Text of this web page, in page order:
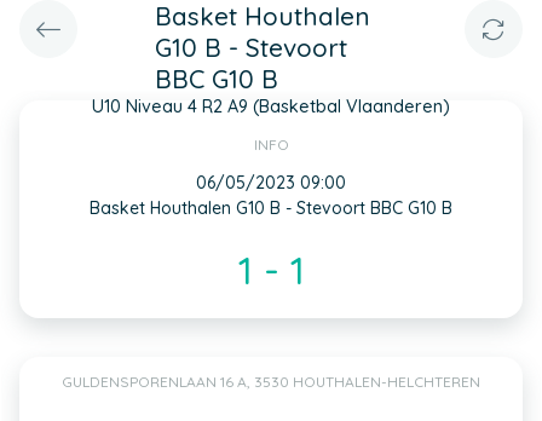
Basket Houthalen
G10 B - Stevoort
BBC G10 B
U10 Niveau 4 R2 A9 (Basketbal Vlaanderen)
INFO
06/05/2023 09:00
Basket Houthalen G10 B - Stevoort BBC G10 B
1 - 1
GULDENSPORENLAAN 16 A, 3530 HOUTHALEN-HELCHTEREN